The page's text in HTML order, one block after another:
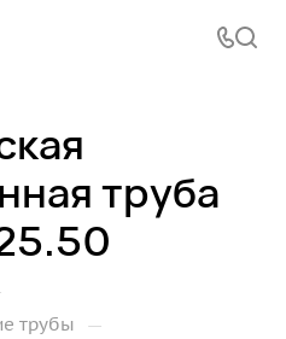
труба
трубы —